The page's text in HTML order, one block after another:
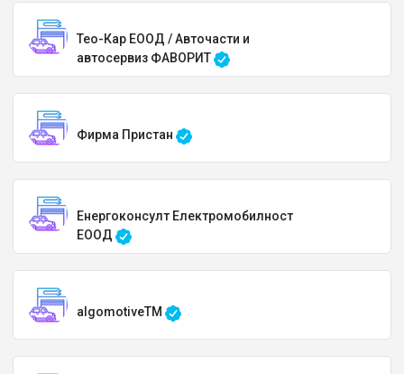
Тео-Кар ЕООД / Авточасти и
автосервиз ФАВОРИТ
Фирма Пристан
Енергоконсулт Електромобилност
ЕООД
algomotiveTM